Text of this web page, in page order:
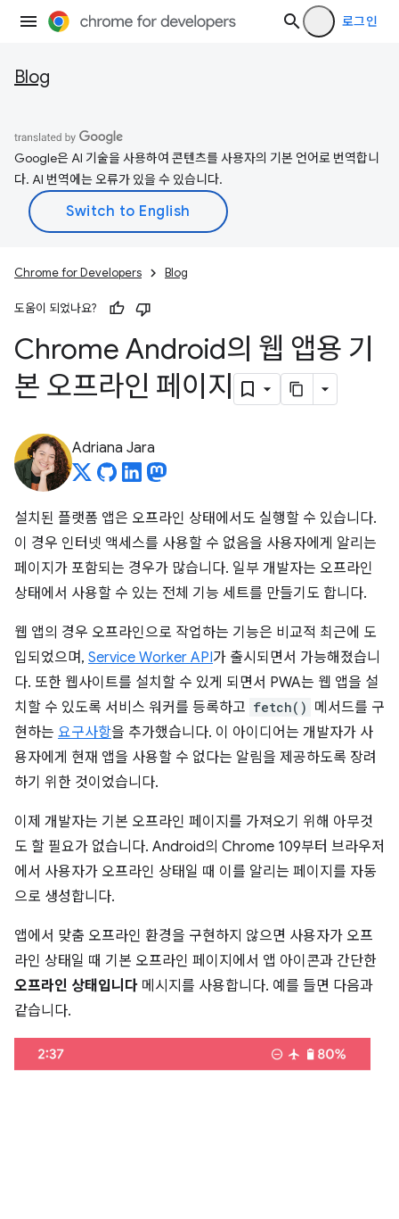
로그인
Blog
Google은 AI 기술을 사용하여 콘텐츠를 사용자의 기본 언어로 번역합니
다. AI 번역에는 오류가 있을 수 있습니다.
Chrome for Developers Blog
도움이 되었나요?
Chrome Android의 웹 앱용 기
본 오프라인 페이지
Adriana Jara
설치된 플랫폼 앱은 오프라인 상태에서도 실행할 수 있습니다.
이 경우 인터넷 액세스를 사용할 수 없음을 사용자에게 알리는
페이지가 포함되는 경우가 많습니다. 일부 개발자는 오프라인
상태에서 사용할 수 있는 전체 기능 세트를 만들기도 합니다.
웹 앱의 경우 오프라인으로 작업하는 기능은 비교적 최근에 도
입되었으며, Service Worker API가 출시되면서 가능해졌습니
다. 또한 웹사이트를 설치할 수 있게 되면서 PWA는 웹 앱을 설
치할 수 있도록 서비스 워커를 등록하고 fetch() 메서드를 구
현하는 요구사항을 추가했습니다. 이 아이디어는 개발자가 사
용자에게 현재 앱을 사용할 수 없다는 알림을 제공하도록 장려
하기 위한 것이었습니다.
이제 개발자는 기본 오프라인 페이지를 가져오기 위해 아무것
도 할 필요가 없습니다. Android의 Chrome 109부터 브라우저
에서 사용자가 오프라인 상태일 때 이를 알리는 페이지를 자동
으로 생성합니다.
앱에서 맞춤 오프라인 환경을 구현하지 않으면 사용자가 오프
라인 상태일 때 기본 오프라인 페이지에서 앱 아이콘과 간단한
오프라인 상태입니다 메시지를 사용합니다. 예를 들면 다음과
같습니다.